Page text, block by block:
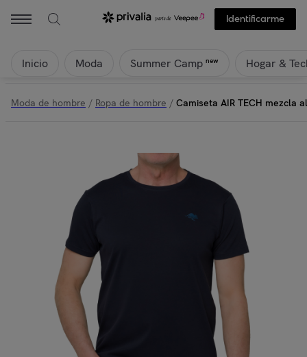
Identificarme
Inicio Moda Summer Camp new Hogar &
Moda de hombre / Ropa de hombre / Camiseta AIR TECH mezcla